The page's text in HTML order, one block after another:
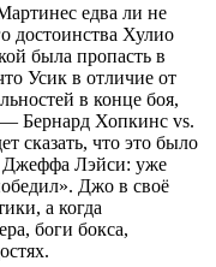
едва ли не
достоинства Хулио
была пропасть в
Усик в отличие от
в конце боя,
— Бернард Хопкинс vs.
сказать, что это было
Джеффа Лэйси: уже
Джо в своё
а когда
боги бокса,